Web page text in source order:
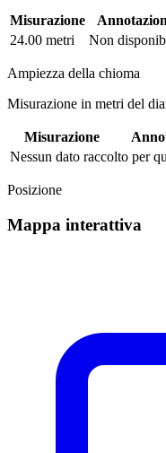
Misurazione
24.00 metri
Non
Ampiezza della chioma
Misurazione in metri del
Misurazione
Nessun dato raccolto per
Posizione
Mappa interattiva